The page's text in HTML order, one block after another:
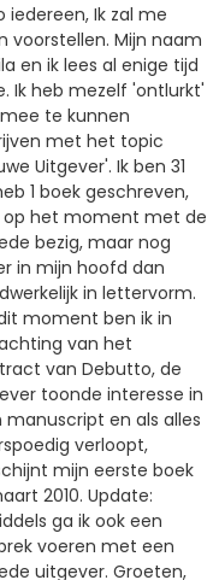
iedereen, Ik zal me
voorstellen. Mijn naam
en ik lees al enige tijd
Ik heb mezelf 'ontlurkt'
te kunnen
met het topic
Uitgever'. Ik ben 31
1 boek geschreven,
op het moment met de
bezig, maar nog
in mijn hoofd dan
in lettervorm.
moment ben ik in
van het
van Debutto, de
toonde interesse in
manuscript en als alles
verloopt,
mijn eerste boek
2010. Update:
ga ik ook een
voeren met een
uitgever. Groeten,